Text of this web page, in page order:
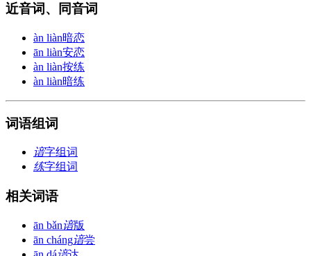
近音词、同音词
àn liàn暗恋
ān liàn安恋
àn liàn按练
àn liàn暗练
词语组词
谙字组词
练字组词
相关词语
ān bǎn谙版
ān cháng谙尝